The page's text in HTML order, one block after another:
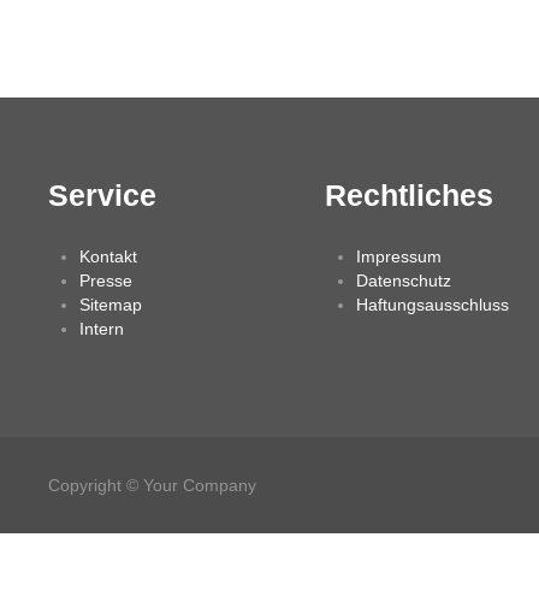
Service
Kontakt
Presse
Sitemap
Intern
Rechtliches
Impressum
Datenschutz
Haftungsausschluss
Copyright © Your Company